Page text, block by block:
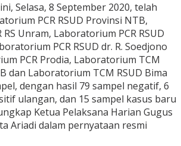
Selasa, 8 September 2020, telah
PCR RSUD Provinsi NTB,
Unram, Laboratorium PCR RSUD
PCR RSUD dr. R. Soedjono
PCR Prodia, Laboratorium TCM
dan Laboratorium TCM RSUD Bima
dengan hasil 79 sampel negatif, 6
ulangan, dan 15 sampel kasus baru
Ketua Pelaksana Harian Gugus
Ariadi dalam pernyataan resmi